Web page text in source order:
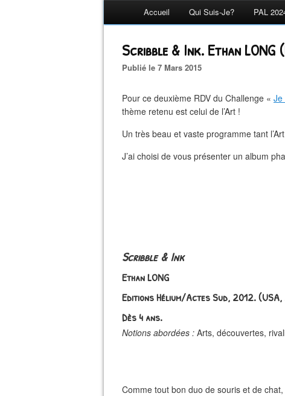
Accueil Qui Suis-Je? PAL
Scribble & Ink. Ethan LONG
Publié le 7 Mars 2015
Pour ce deuxième RDV du Challenge « Je
thème retenu est celui de l’Art !
Un très beau et vaste programme tant
J’ai choisi de vous présenter un album
Scribble & Ink
Ethan LONG
Editions Hélium/Actes Sud, 2012.
Dès 4 ans.
Notions abordées : Arts, découvertes,
Comme tout bon duo de souris et de